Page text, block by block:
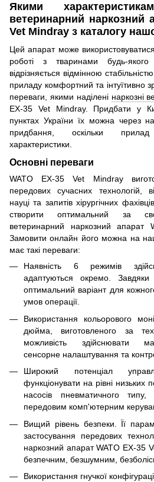
Якими
ветеринарний наркозний
Vet Mindray з каталогу
Цей апарат може
роботі з тваринами будь-
відрізняється відмінною
приладу комфортний та інтуїтивно
переваги, якими наділені наркозні
EX-35 Vet Mindray. Придбати у
пунктах України їх можна через
придбання, оскільки
характеристики.
Основні переваги
WATO EX-35 Vet Mindray
передових сучасних технологій,
науці та запитів хірургічних
створити оптимальний за
ветеринарний наркозний
Замовити онлайн його можна на
має такі переваги:
Наявність 6 режимів
адаптуються окремо.
оптимальний варіант для
умов операції.
Використання кольорового
дюйма, виготовленого за
можливість здійснювати
сенсорне налаштування та
Широкий потенціал
функціонувати на рівні низьких
насосів пневматичного
передовим комп'ютерним
Вищий рівень безпеки. Її
застосування передових
наркозний апарат WATO EX-35
безпечним, безшумним,
Використання гнучкої